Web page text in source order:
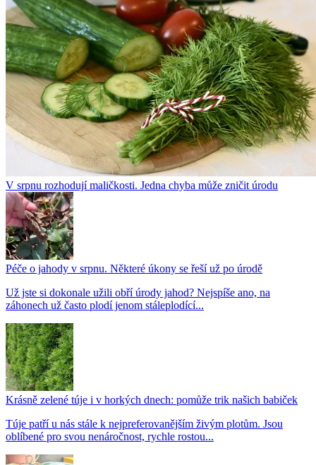
V srpnu rozhodují maličkosti. Jedna chyba může zničit úrodu
Péče o jahody v srpnu. Některé úkony se řeší už po úrodě
Už jste si dokonale užili obří úrody jahod? Nejspíše ano, na
záhonech už často plodí jenom stáleplodící...
Krásně zelené túje i v horkých dnech: pomůže trik našich babiček
Túje patří u nás stále k nejpreferovanějším živým plotům. Jsou
oblíbené pro svou nenáročnost, rychle rostou...